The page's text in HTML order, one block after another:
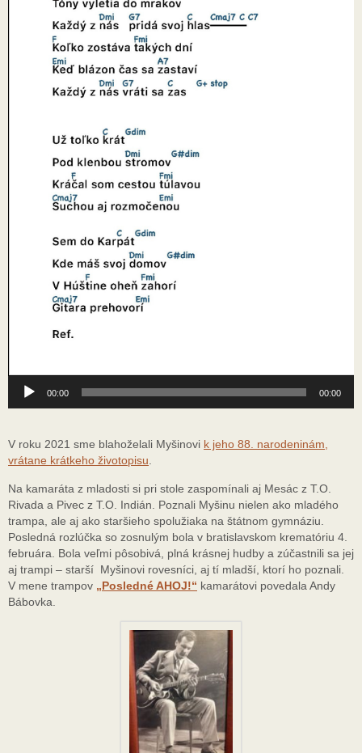
Audio
prehrávač00:00 00:00
V roku 2021 sme blahoželali Myšinovi k jeho 88. narodeninám,
vrátane krátkeho životopisu
Na kamaráta z mladosti si pri stole zaspomínali aj Mesác z T.O.
Rivada a Pivec z T.O. Indián. Poznali Myšinu nielen ako mladého
trampa, ale aj ako staršieho spolužiaka na štátnom gymnáziu.
Posledná rozlúčka so zosnulým bola v bratislavskom krematóriu 4.
februára. Bola veľmi pôsobivá, plná krásnej hudby a zúčastnili sa jej
aj trampi – starší Myšinovi rovesníci, aj tí mladší, ktorí ho poznali.
V mene trampov „Posledné AHOJ!“ kamarátovi povedala Andy
Bábovka.